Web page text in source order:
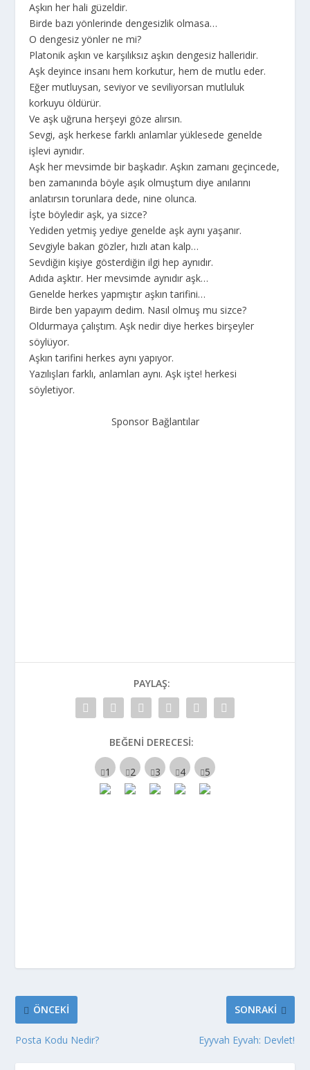
Aşkın her hali güzeldir.
Birde bazı yönlerinde dengesizlik olmasa…
O dengesiz yönler ne mi?
Platonik aşkın ve karşılıksız aşkın dengesiz halleridir.
Aşk deyince insanı hem korkutur, hem de mutlu eder.
Eğer mutluysan, seviyor ve seviliyorsan mutluluk
korkuyu öldürür.
Ve aşk uğruna herşeyi göze alırsın.
Sevgi, aşk herkese farklı anlamlar yüklesede genelde
işlevi aynıdır.
Aşk her mevsimde bir başkadır. Aşkın zamanı geçincede,
ben zamanında böyle aşık olmuştum diye anılarını
anlatırsın torunlara dede, nine olunca.
İşte böyledir aşk, ya sizce?
Yediden yetmiş yediye genelde aşk aynı yaşanır.
Sevgiyle bakan gözler, hızlı atan kalp…
Sevdiğin kişiye gösterdiğin ilgi hep aynıdır.
Adıda aşktır. Her mevsimde aynıdır aşk…
Genelde herkes yapmıştır aşkın tarifini…
Birde ben yapayım dedim. Nasıl olmuş mu sizce?
Oldurmaya çalıştım. Aşk nedir diye herkes birşeyler
söylüyor.
Aşkın tarifini herkes aynı yapıyor.
Yazılışları farklı, anlamları aynı. Aşk işte! herkesi
söyletiyor.
Sponsor Bağlantılar
PAYLAŞ:
BEĞENI DERECESI:
ÖNCEKI
Posta Kodu Nedir?
SONRAKI
Eyyvah Eyvah: Devlet!